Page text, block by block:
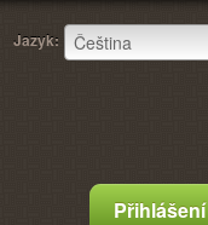
Jazyk:
Přihlášení